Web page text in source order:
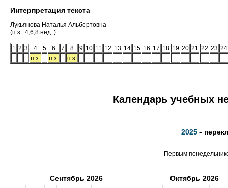
Интерпретация текста
Лукьянова Наталья Альбертовна
(п.з.: 4,6,8 нед. )
1 2 3 4 5 6 7 8 9 10 11 12 13 14 15 16 17 18 19 20 21 22 23 24
п.з.
п.з. п.з.
Календарь учебных
2025 -
Первым
Сентябрь 2026 Октябрь 2026